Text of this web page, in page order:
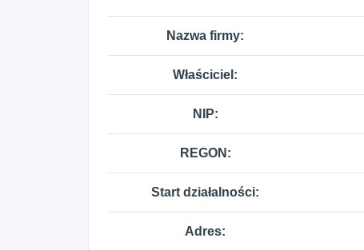
Nazwa firmy:
Właściciel:
NIP:
REGON:
Start działalności:
Adres: